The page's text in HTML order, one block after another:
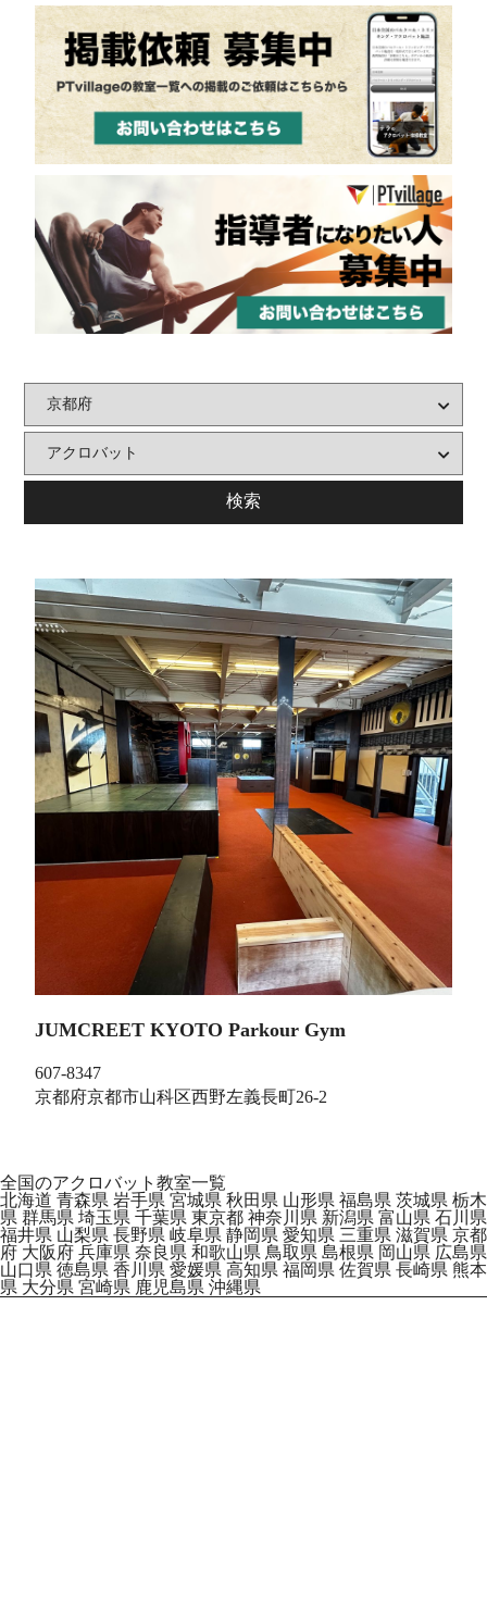
JUMCREET KYOTO Parkour Gym
607-8347
京都府京都市山科区西野左義長町26-2
全国のアクロバット教室一覧
北海道 青森県 岩手県 宮城県 秋田県 山形県 福島県 茨城県 栃木
県 群馬県 埼玉県 千葉県 東京都 神奈川県 新潟県 富山県 石川県
福井県 山梨県 長野県 岐阜県 静岡県 愛知県 三重県 滋賀県 京都
府 大阪府 兵庫県 奈良県 和歌山県 鳥取県 島根県 岡山県 広島県
山口県 徳島県 香川県 愛媛県 高知県 福岡県 佐賀県 長崎県 熊本
県 大分県 宮崎県 鹿児島県 沖縄県